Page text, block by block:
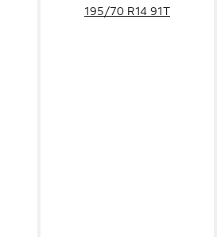
195/70 R14 91T